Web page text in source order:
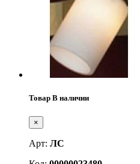
Товар В наличии
×
Арт: ЛС